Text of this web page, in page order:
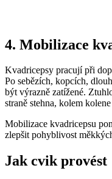
4. Mobilizace
Kvadricepsy pracují při
Po sebězích, kopcích,
být výrazně zatížené.
straně stehna, kolem
Mobilizace kvadricepsu
zlepšit pohyblivost
Jak cvik provést